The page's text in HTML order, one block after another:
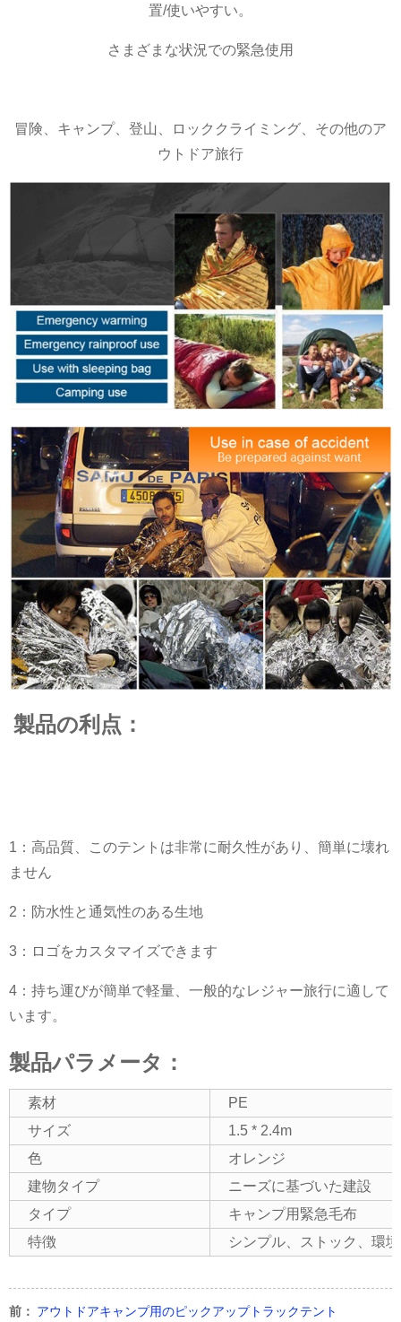
置/使いやすい。
さまざまな状況での緊急使用
冒険、キャンプ、登山、ロッククライミング、その他のア
ウトドア旅行
製品の利点：
1：高品質、このテントは非常に耐久性があり、簡単に壊れ
ません
2：防水性と通気性のある生地
3：ロゴをカスタマイズできます
4：持ち運びが簡単で軽量、一般的なレジャー旅行に適して
います。
製品パラメータ：
素材
PE
サイズ
1.5 * 2.4m
色
オレンジ
建物タイプ
ニーズに基づいた建設
タイプ
キャンプ用緊急毛布
特徴
シンプル、ストック、環
前： アウトドアキャンプ用のピックアップトラックテント